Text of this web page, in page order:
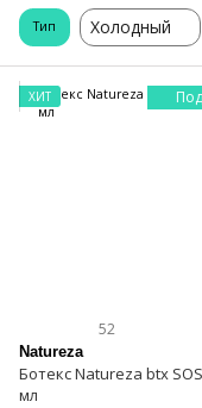
Тип Холодный
ХИТ
52
Natureza
Ботекс Natureza btx
мл